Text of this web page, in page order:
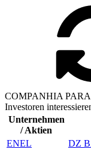
COMPANHIA
Investoren
Unternehmen
/ Aktien
ENEL
DZ